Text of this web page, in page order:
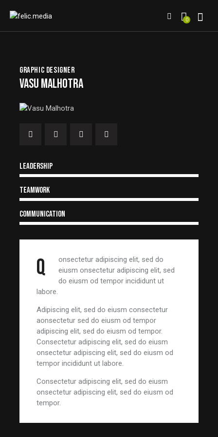
0
GRAPHIC DESIGNER
VASU MALHOTRA
Leadership
Teamwork
Communication
Q
onsectetur adipiscing elit, sed do
eiusm onsectetur adipiscing elit, sed
do eiusm od tempor incididunt ut
labore.
Adipiscing elit, sed do eiusm consectetur
aonsectetur sed do eiusm od tempor
adipiscing elit, sed do eiusm od tempor.
Consectetur adipiscing elit, sed do eiusm
onsectetur adipiscing elit, sed do eiusm od
tempor incididunt ut labore.
Consectetur adipiscing elit, sed do eiusm
onsectetur adipiscing elit, sed do eiusm od
tempor.